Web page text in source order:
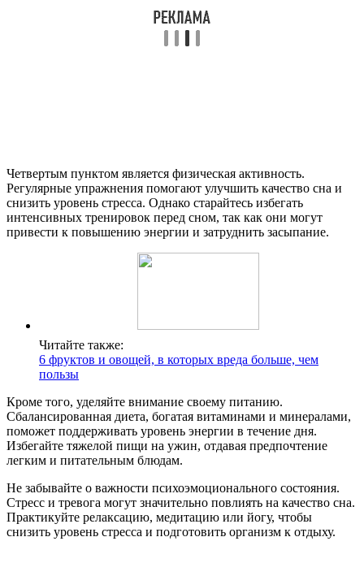
Четвертым пунктом является физическая активность.
Регулярные упражнения помогают улучшить качество сна и
снизить уровень стресса. Однако старайтесь избегать
интенсивных тренировок перед сном, так как они могут
привести к повышению энергии и затруднить засыпание.
Читайте также:
6 фруктов и овощей, в которых вреда больше, чем
пользы
Кроме того, уделяйте внимание своему питанию.
Сбалансированная диета, богатая витаминами и минералами,
поможет поддерживать уровень энергии в течение дня.
Избегайте тяжелой пищи на ужин, отдавая предпочтение
легким и питательным блюдам.
Не забывайте о важности психоэмоционального состояния.
Стресс и тревога могут значительно повлиять на качество сна.
Практикуйте релаксацию, медитацию или йогу, чтобы
снизить уровень стресса и подготовить организм к отдыху.